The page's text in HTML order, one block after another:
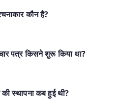
कौन है?
पत्र किसने शुरू किया था?
स्थापना कब हुई थी?